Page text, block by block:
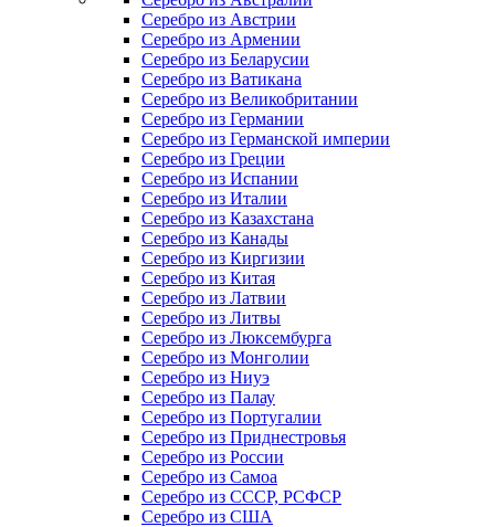
Серебро из Австрии
Серебро из Армении
Серебро из Беларусии
Серебро из Ватикана
Серебро из Великобритании
Серебро из Германии
Серебро из Германской империи
Серебро из Греции
Серебро из Испании
Серебро из Италии
Серебро из Казахстана
Серебро из Канады
Серебро из Киргизии
Серебро из Китая
Серебро из Латвии
Серебро из Литвы
Серебро из Люксембурга
Серебро из Монголии
Серебро из Ниуэ
Серебро из Палау
Серебро из Португалии
Серебро из Приднестровья
Серебро из России
Серебро из Самоа
Серебро из СССР, РСФСР
Серебро из США